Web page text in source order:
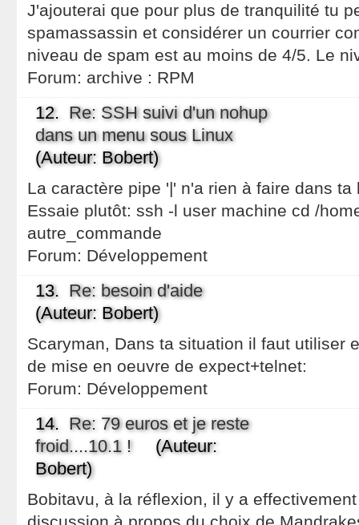
J'ajouterai que pour plus de tranquilité tu
spamassassin et considérer un courrier
niveau de spam est au moins de 4/5. Le
Forum: archive : RPM
12. Re: SSH suivi d'un nohup
dans un menu sous Linux
(Auteur: Bobert)
La caractère pipe '|' n'a rien à faire dans
Essaie plutôt: ssh -l user machine cd /
autre_commande
Forum: Développement
13. Re: besoin d'aide
(Auteur: Bobert)
Scaryman, Dans ta situation il faut utiliser
de mise en oeuvre de expect+telnet:
Forum: Développement
14. Re: 79 euros et je reste
froid....10.1 !(Auteur:
Bobert)
Bobitavu, à la réflexion, il y a